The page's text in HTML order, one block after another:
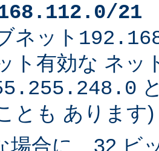
21
ネット
ト有効な ネッ
とも あります)
場合に、32 ビ